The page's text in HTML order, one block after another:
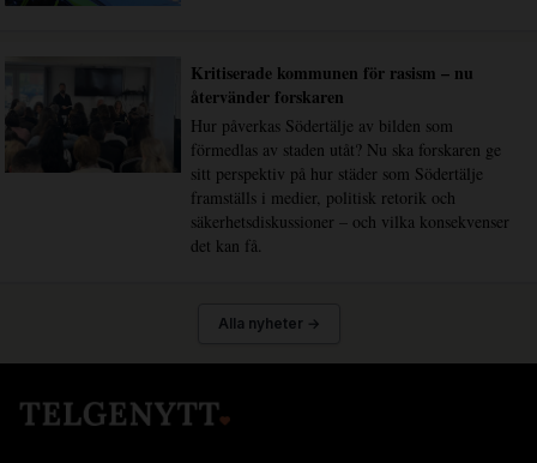
Kritiserade kommunen för rasism – nu
återvänder forskaren
Hur påverkas Södertälje av bilden som
förmedlas av staden utåt? Nu ska forskaren ge
sitt perspektiv på hur städer som Södertälje
framställs i medier, politisk retorik och
säkerhetsdiskussioner – och vilka konsekvenser
det kan få.
Alla nyheter →